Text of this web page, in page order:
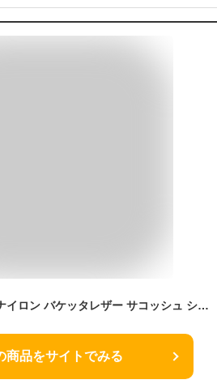
[フェリージ] バッグ ナイロン バケッタレザー サコッシュ ショルダーバッグ 17/71/DS FLS F ネイビー（C75）
商品をサイトでみる